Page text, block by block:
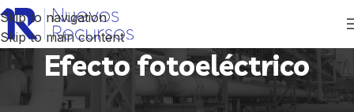
Skip to navigation
Skip to main content
Efecto fotoeléctrico
Inicio Productos etiquetados “Efecto fotoeléctrico”